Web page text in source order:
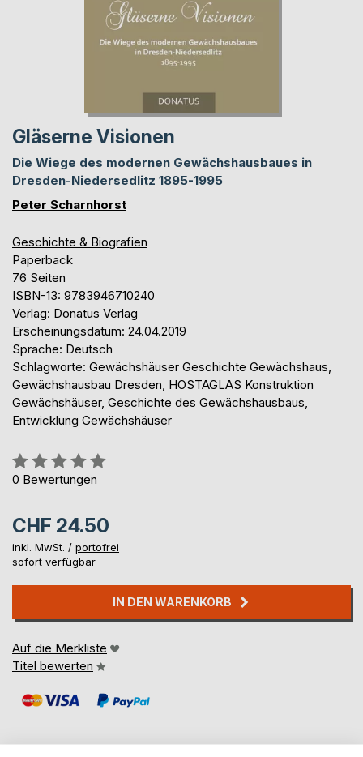
Gläserne Visionen
Die Wiege des modernen Gewächshausbaues in
Dresden-Niedersedlitz 1895-1995
Peter Scharnhorst
Geschichte & Biografien
Paperback
76 Seiten
ISBN-13: 9783946710240
Verlag: Donatus Verlag
Erscheinungsdatum: 24.04.2019
Sprache: Deutsch
Schlagworte: Gewächshäuser Geschichte Gewächshaus,
Gewächshausbau Dresden, HOSTAGLAS Konstruktion
Gewächshäuser, Geschichte des Gewächshausbaus,
Entwicklung Gewächshäuser
Bewertung::
0%
0 Bewertungen
CHF 24.50
inkl. MwSt. / portofrei
sofort verfügbar
IN DEN WARENKORB
Auf die Merkliste
Titel bewerten